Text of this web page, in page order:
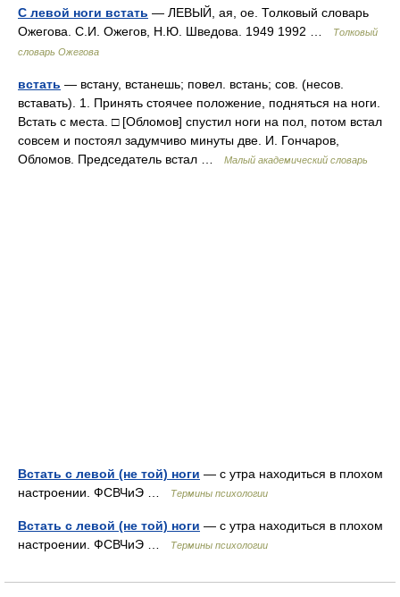
С левой ноги встать — ЛЕВЫЙ, ая, ое. Толковый словарь
Ожегова. С.И. Ожегов, Н.Ю. Шведова. 1949 1992 …
Толковый
словарь Ожегова
встать — встану, встанешь; повел. встань; сов. (несов.
вставать). 1. Принять стоячее положение, подняться на ноги.
Встать с места. □ [Обломов] спустил ноги на пол, потом встал
совсем и постоял задумчиво минуты две. И. Гончаров,
Обломов. Председатель встал …
Малый академический словарь
Встать с левой (не той) ноги — с утра находиться в плохом
настроении. ФСВЧиЭ …
Термины психологии
Встать с левой (не той) ноги — с утра находиться в плохом
настроении. ФСВЧиЭ …
Термины психологии